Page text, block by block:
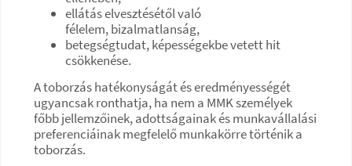
ellátás elvesztésétől való
félelem, bizalmatlanság,
betegségtudat, képességekbe vetett hit
csökkenése.
A toborzás hatékonyságát és eredményességét
ugyancsak ronthatja, ha nem a MMK személyek
főbb jellemzőinek, adottságainak és munkavállalási
preferenciáinak megfelelő munkakörre történik a
toborzás.